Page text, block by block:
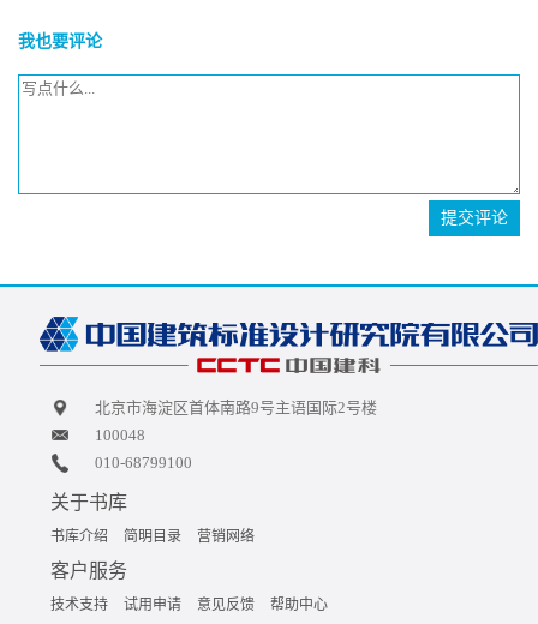
我也要评论
提交评论
北京市海淀区首体南路9号主语国际2号楼
100048
010-68799100
关于书库
书库介绍 简明目录 营销网络
客户服务
技术支持 试用申请 意见反馈 帮助中心